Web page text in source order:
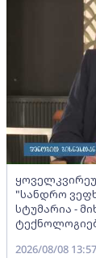
"სანდრო
სტუმარია -
2026/08/08 13:57